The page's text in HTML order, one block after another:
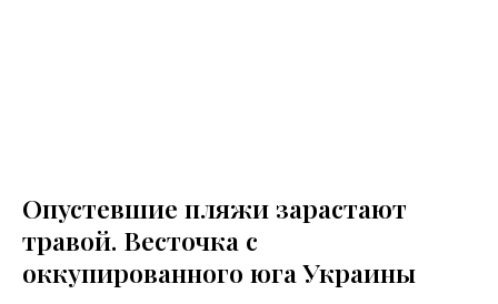
Опустевшие пляжи зарастают
травой. Весточка с
оккупированного юга Украины